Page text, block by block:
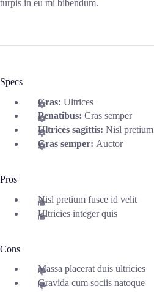
turpis in eu mi bibendum.
Specs
Cras: Ultrices
Penatibus: Cras semper
Ultrices sagittis: Nisl pretium
Cras semper: Auctor
Pros
Nisl pretium fusce id velit
Ultricies integer quis
Cons
Massa placerat duis ultricies
Gravida cum sociis natoque